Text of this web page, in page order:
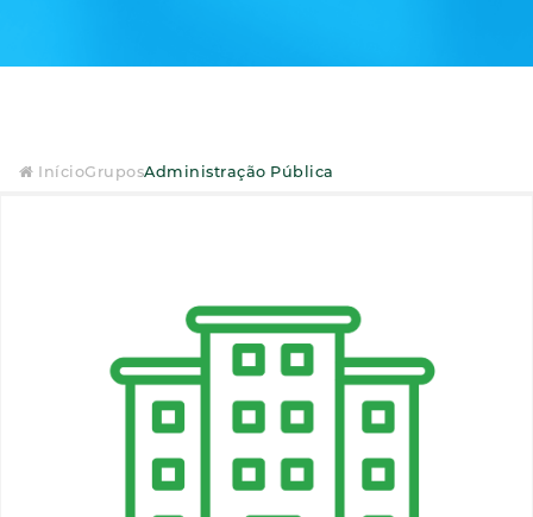
InícioGruposAdministração Pública